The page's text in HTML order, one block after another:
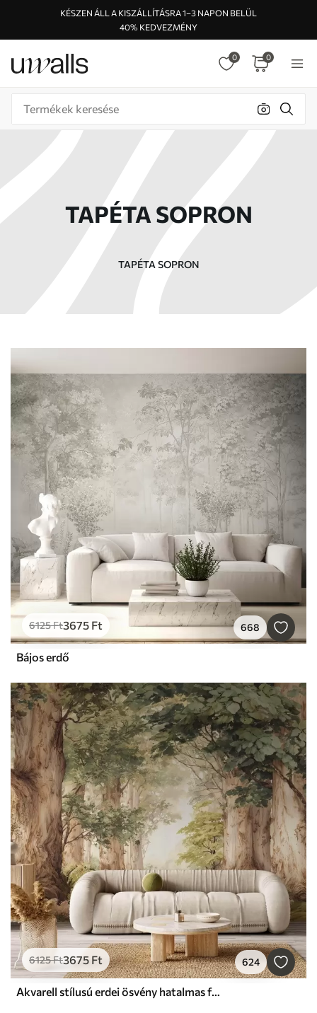
KÉSZEN ÁLL A KISZÁLLÍTÁSRA 1–3 NAPON BELÜL
40% KEDVEZMÉNY
0 0
TAPÉTA SOPRON
TAPÉTA SOPRON
6125Ft3675 Ft 668
Bájos erdő
6125Ft3675 Ft 624
Akvarell stílusú erdei ösvény hatalmas fák között